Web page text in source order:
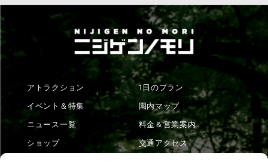
アトラクション
イベント＆特集
ニュース一覧
ショップ
1日のプラン
園内マップ
料金＆営業案内
交通アクセス